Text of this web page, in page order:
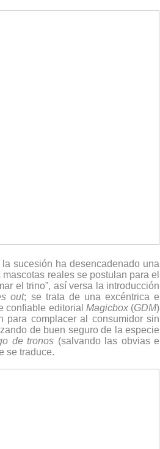
sucesión ha desencadenado una
reales se postulan para el
el trino”, así versa la introducción
out; se trata de una excéntrica e
confiable editorial Magicbox (GDM)
para complacer al consumidor sin
de buen seguro de la especie
de tronos (salvando las obvias e
se traduce.